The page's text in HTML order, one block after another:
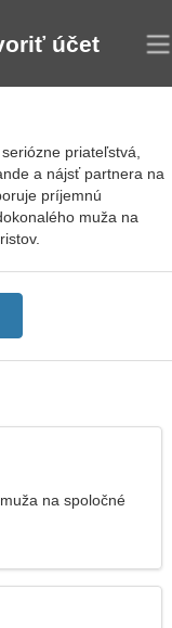
účet
priateľstvá,
a nájsť partnera na
príjemnú
muža na
na spoločné